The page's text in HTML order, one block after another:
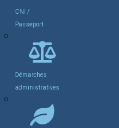
CNI /
Passeport
Démarches
administratives